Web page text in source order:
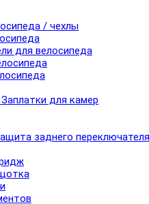
/ чехлы
для велосипеда
для камер
заднего переключателя